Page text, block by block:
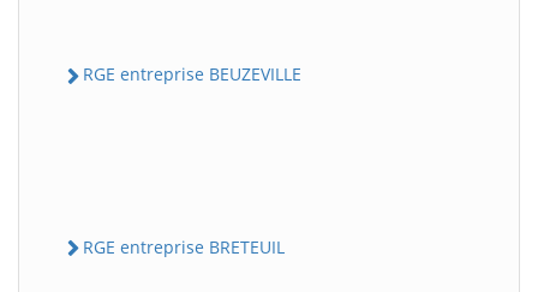
RGE entreprise BEUZEVILLE
RGE entreprise BRETEUIL